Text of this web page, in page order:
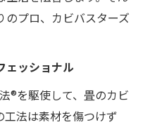
のプロ、カビバスターズ
ェッショナル
®を駆使して、畳のカビ
工法は素材を傷つけず